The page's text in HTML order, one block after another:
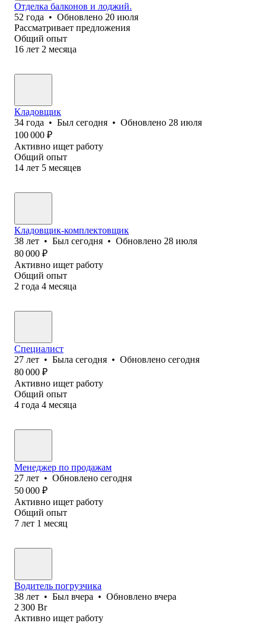
Отделка балконов и лоджий.
52 года • Обновлено 20 июля
Рассматривает предложения
Общий опыт
16 лет 2 месяца
Кладовщик
34 года • Был сегодня • Обновлено 28 июля
100 000 ₽
Активно ищет работу
Общий опыт
14 лет 5 месяцев
Кладовщик-комплектовщик
38 лет • Был сегодня • Обновлено 28 июля
80 000 ₽
Активно ищет работу
Общий опыт
2 года 4 месяца
Специалист
27 лет • Была сегодня • Обновлено сегодня
80 000 ₽
Активно ищет работу
Общий опыт
4 года 4 месяца
Менеджер по продажам
27 лет • Обновлено сегодня
50 000 ₽
Активно ищет работу
Общий опыт
7 лет 1 месяц
Водитель погрузчика
38 лет • Был вчера • Обновлено вчера
2 300 Br
Активно ищет работу